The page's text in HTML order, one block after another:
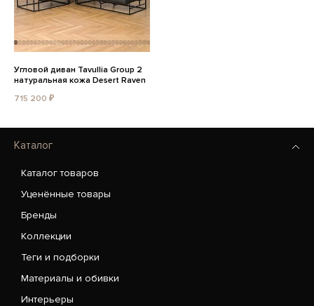
Угловой диван Tavullia Group 2
натуральная кожа Desert Raven
715 200 ₽
Каталог
Каталог товаров
Уценённые товары
Бренды
Коллекции
Теги и подборки
Материалы и обивки
Интерьеры